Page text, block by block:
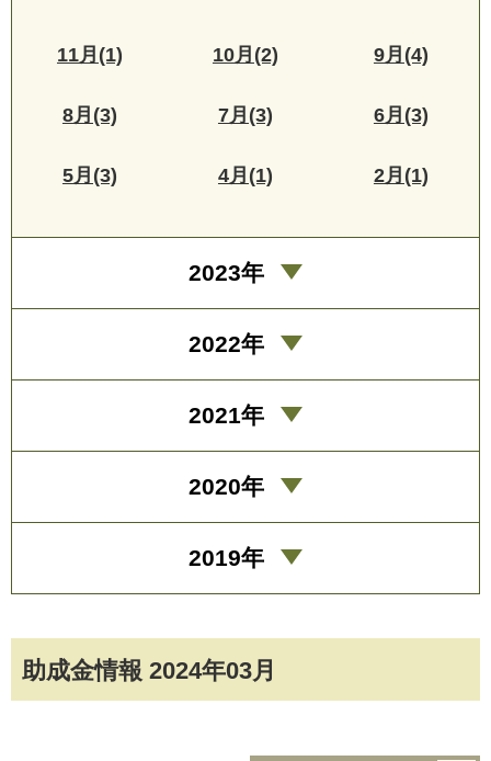
助成金情報 2024年03月
11月(1) 10月(2) 9月(4)
8月(3) 7月(3) 6月(3)
5月(3) 4月(1) 2月(1)
2023年
2022年
2021年
2020年
2019年